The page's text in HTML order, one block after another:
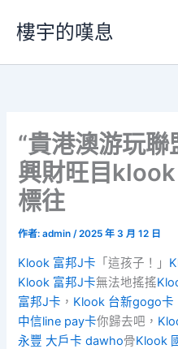
要
樓宇的嘆息
“貴港澳游玩
興財旺目
標往
作者:admin/2025 年 3 月 12 日
Klook 富邦J卡 「這孩子！」
Klook 富邦J卡無法地搖搖
富邦J卡 ， Klook 台新gogo卡
中信line pay卡你歸去吧，
永豐 大戶卡 dawho骨Klook